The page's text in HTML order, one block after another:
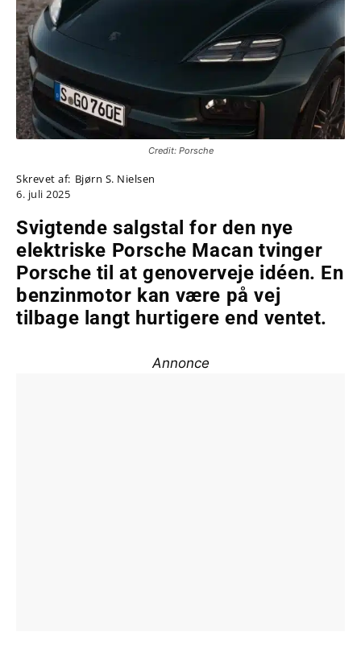
Credit: Porsche
Skrevet af: Bjørn S. Nielsen
6. juli 2025
Svigtende salgstal for den nye
elektriske Porsche Macan tvinger
Porsche til at genoverveje idéen. En
benzinmotor kan være på vej
tilbage langt hurtigere end ventet.
Annonce